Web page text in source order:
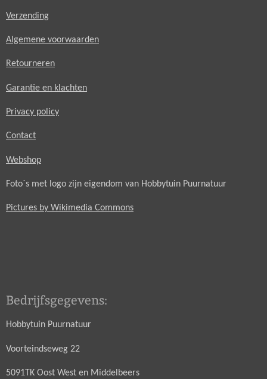
Verzending
Algemene voorwaarden
Retourneren
Garantie en klachten
Privacy policy
Contact
Webshop
Foto`s met logo zijn eigendom van Hobbytuin Puurnatuur
Pictures by Wikimedia Commons
Bedrijfsgegevens:
Hobbytuin Puurnatuur
Voorteindseweg 22
5091TK Oost West en Middelbeers